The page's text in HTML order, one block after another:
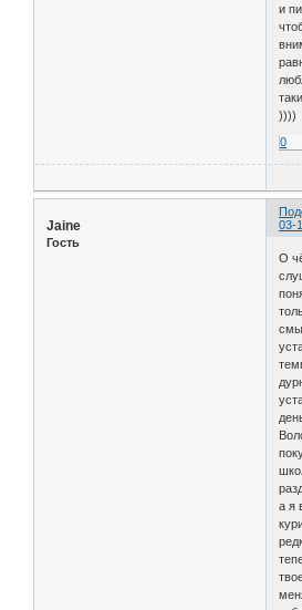
и
))))
0
03-
Jaine
Гость
О
а я